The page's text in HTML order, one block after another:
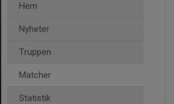
Hem
Nyheter
Truppen
Matcher
Statistik